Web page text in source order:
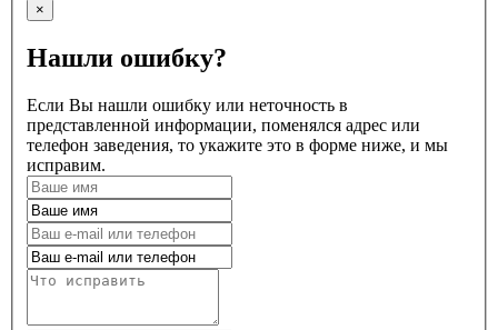
×
Нашли ошибку?
Если Вы нашли ошибку или неточность в
представленной информации, поменялся адрес или
телефон заведения, то укажите это в форме ниже, и мы
исправим.